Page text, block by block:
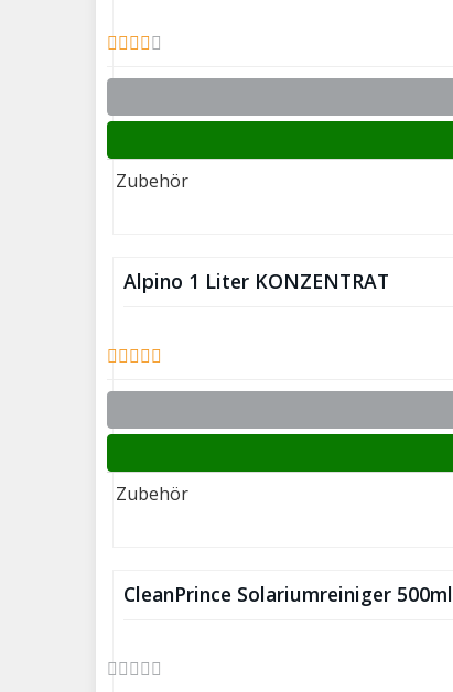
Zubehör
Alpino 1 Liter KONZENTRAT
Zubehör
CleanPrince Solariumreiniger 500ml